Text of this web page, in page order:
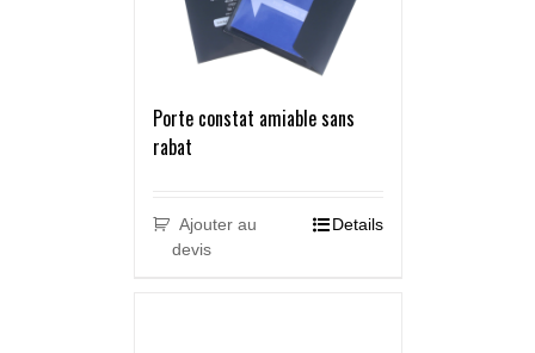
Porte constat amiable sans
rabat
Ajouter au
devis
Details